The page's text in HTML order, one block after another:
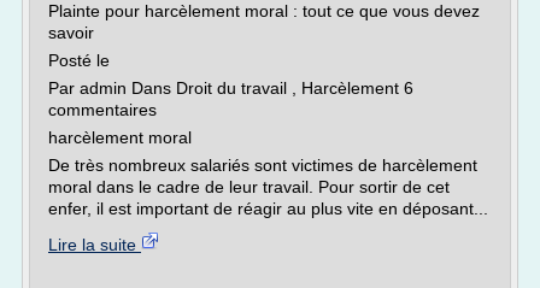
Plainte pour harcèlement moral : tout ce que vous devez
savoir
Posté le
Par admin Dans Droit du travail , Harcèlement 6
commentaires
harcèlement moral
De très nombreux salariés sont victimes de harcèlement
moral dans le cadre de leur travail. Pour sortir de cet
enfer, il est important de réagir au plus vite en déposant...
Lire la suite